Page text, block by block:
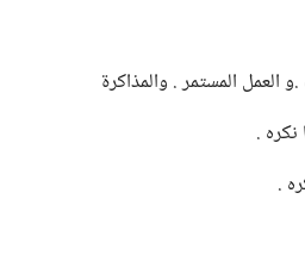
العمل المستمر . والمذاكرة
.
.